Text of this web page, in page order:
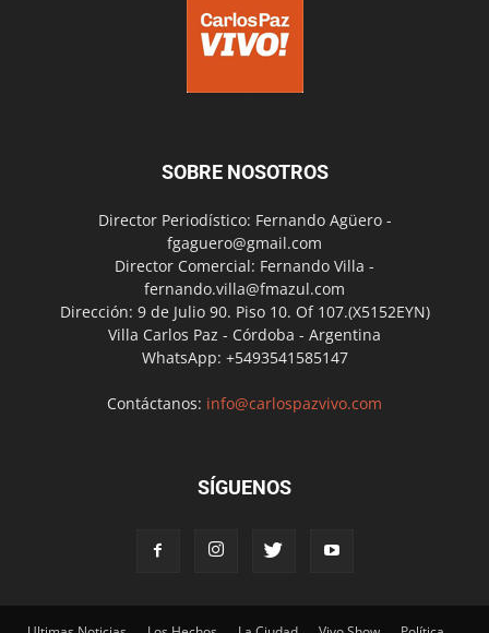
SOBRE NOSOTROS
Director Periodístico: Fernando Agüero -
fgaguero@gmail.com
Director Comercial: Fernando Villa -
fernando.villa@fmazul.com
Dirección: 9 de Julio 90. Piso 10. Of 107.(X5152EYN)
Villa Carlos Paz - Córdoba - Argentina
WhatsApp: +5493541585147
Contáctanos: info@carlospazvivo.com
SÍGUENOS